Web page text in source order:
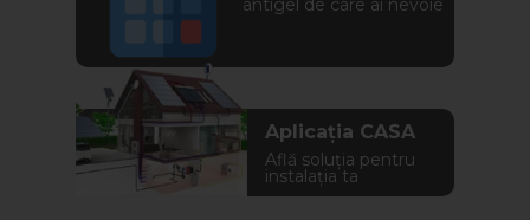
antigel de care ai nevoie
Aplicația CASA
Află soluția pentru
instalația ta